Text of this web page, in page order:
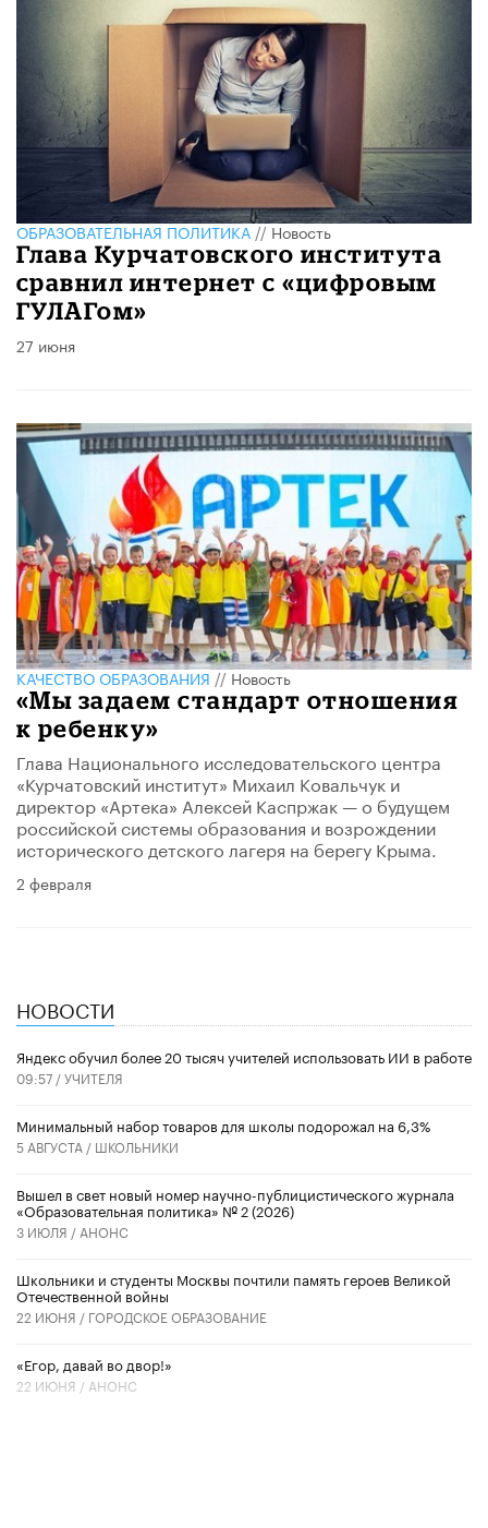
ОБРАЗОВАТЕЛЬНАЯ ПОЛИТИКА//Новость
Глава Курчатовского института
сравнил интернет с «цифровым
ГУЛАГом»
27 июня
КАЧЕСТВО ОБРАЗОВАНИЯ//Новость
«Мы задаем стандарт отношения
к ребенку»
Глава Национального исследовательского центра
«Курчатовский институт» Михаил Ковальчук и
директор «Артека» Алексей Каспржак — о будущем
российской системы образования и возрождении
исторического детского лагеря на берегу Крыма.
2 февраля
НОВОСТИ
​Яндекс обучил более 20 тысяч учителей использовать ИИ в работе
09:57 /УЧИТЕЛЯ
Минимальный набор товаров для школы подорожал на 6,3%
5 АВГУСТА / ШКОЛЬНИКИ
Вышел в свет новый номер научно-публицистического журнала
«Образовательная политика» № 2 (2026)
3 ИЮЛЯ / АНОНС
Школьники и студенты Москвы почтили память героев Великой
Отечественной войны
22 ИЮНЯ / ГОРОДСКОЕ ОБРАЗОВАНИЕ
«Егор, давай во двор!»
22 ИЮНЯ / АНОНС